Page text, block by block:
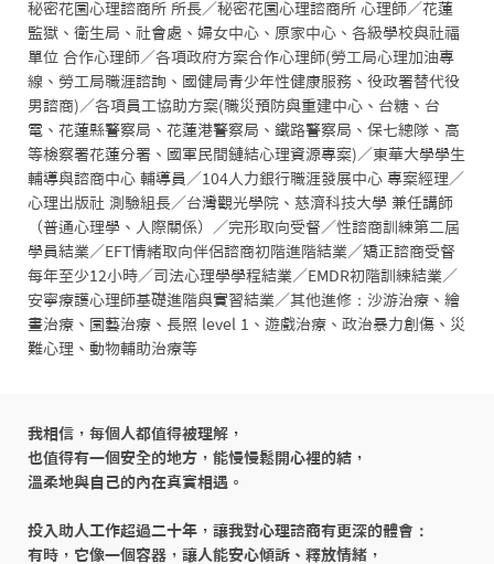
秘密花園心理諮商所 所長／秘密花園心理諮商所 心理師／花蓮
監獄、衛生局、社會處、婦女中心、原家中心、各級學校與社福
單位 合作心理師／各項政府方案合作心理師(勞工局心理加油專
線、勞工局職涯諮詢、國健局青少年性健康服務、役政署替代役
男諮商)／各項員工協助方案(職災預防與重建中心、台糖、台
電、花蓮縣警察局、花蓮港警察局、鐵路警察局、保七總隊、高
等檢察署花蓮分署、國軍民間鏈結心理資源專案)／東華大學學生
輔導與諮商中心 輔導員／104人力銀行職涯發展中心 專案經理／
心理出版社 測驗組長／台灣觀光學院、慈濟科技大學 兼任講師
（普通心理學、人際關係）／完形取向受督／性諮商訓練第二屆
學員結業／EFT情緒取向伴侶諮商初階進階結業／矯正諮商受督
每年至少12小時／司法心理學學程結業／EMDR初階訓練結業／
安寧療護心理師基礎進階與實習結業／其他進修：沙游治療、繪
畫治療、園藝治療、長照 level 1、遊戲治療、政治暴力創傷、災
難心理、動物輔助治療等
我相信，每個人都值得被理解，
也值得有一個安全的地方，能慢慢鬆開心裡的結，
溫柔地與自己的內在真實相遇。
投入助人工作超過二十年，讓我對心理諮商有更深的體會：
有時，它像一個容器，讓人能安心傾訴、釋放情緒，